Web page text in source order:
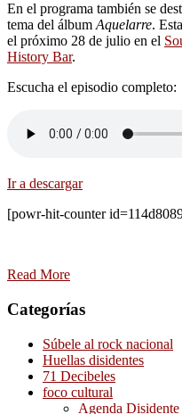
En el programa también se
tema del álbum Aquelarre.
el próximo 28 de julio en el
History Bar.
Escucha el episodio completo:
Ir a descargar
[powr-hit-counter
Read More
Categorías
Súbele al rock nacional
Huellas disidentes
71 Decibeles
foco cultural
Agenda Disidente